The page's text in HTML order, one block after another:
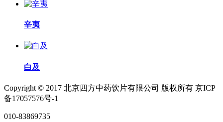
辛夷
白及
Copyright © 2017 北京四方中药饮片有限公司 版权所有 京ICP
备17057576号-1
010-83869735